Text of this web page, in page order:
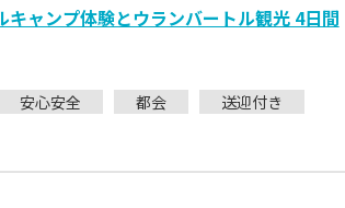
ャンプ体験とウランバートル観光 4日間
安心安全 都会
送迎付き